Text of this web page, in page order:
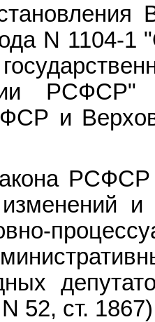
N 1104-1
РСФСР"
и
РСФСР
и
52, ст.